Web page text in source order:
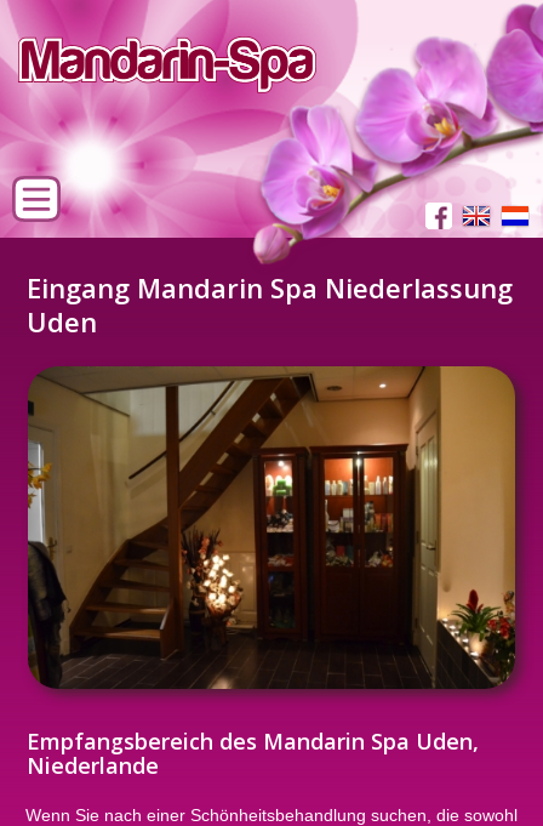
Eingang Mandarin Spa Niederlassung
Uden
Empfangsbereich des Mandarin Spa Uden,
Niederlande
Wenn Sie nach einer Schönheitsbehandlung suchen, die sowohl